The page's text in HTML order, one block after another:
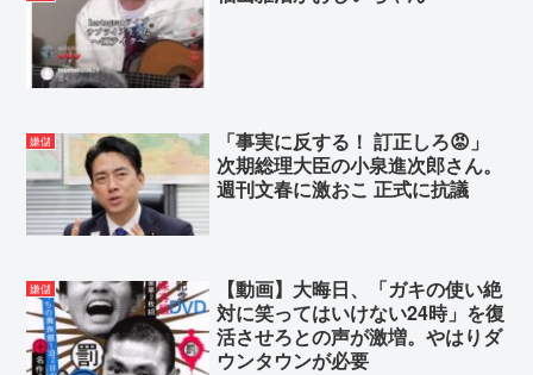
嫌儲
「事実に反する！ 訂正しろ😡」
次期総理大臣の小泉進次郎さん。
週刊文春に激おこ 正式に抗議
嫌儲
【動画】大晦日、「ガキの使い絶
対に笑ってはいけない24時」を復
活させろとの声が激増。やはりダ
ウンタウンが必要